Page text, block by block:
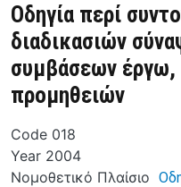
Οδηγία περί
διαδικασιών
συμβάσεων έργω,
προμηθειών
Code 018
Year 2004
Νομοθετικό Πλαίσιο